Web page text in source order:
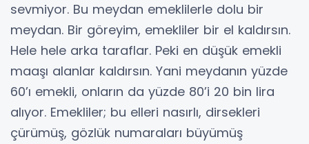
sevmiyor. Bu meydan emeklilerle dolu bir
meydan. Bir göreyim, emekliler bir el kaldırsın.
Hele hele arka taraflar. Peki en düşük emekli
maaşı alanlar kaldırsın. Yani meydanın yüzde
60’ı emekli, onların da yüzde 80’i 20 bin lira
alıyor. Emekliler; bu elleri nasırlı, dirsekleri
çürümüş, gözlük numaraları büyümüş